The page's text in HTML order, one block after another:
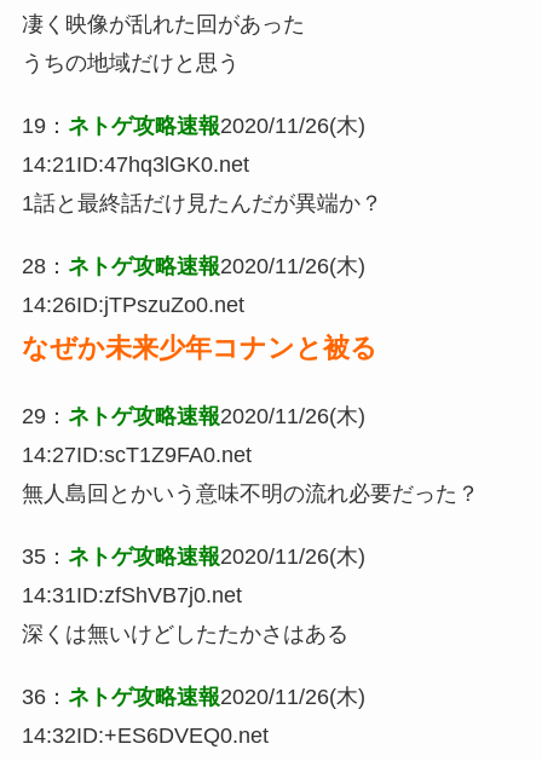
凄く映像が乱れた回があった
うちの地域だけと思う
19： ネトゲ攻略速報2020/11/26(木)
14:21ID:47hq3lGK0.net
1話と最終話だけ見たんだが異端か？
28： ネトゲ攻略速報2020/11/26(木)
14:26ID:jTPszuZo0.net
なぜか未来少年コナンと被る
29： ネトゲ攻略速報2020/11/26(木)
14:27ID:scT1Z9FA0.net
無人島回とかいう意味不明の流れ必要だった？
35： ネトゲ攻略速報2020/11/26(木)
14:31ID:zfShVB7j0.net
深くは無いけどしたたかさはある
36： ネトゲ攻略速報2020/11/26(木)
14:32ID:+ES6DVEQ0.net